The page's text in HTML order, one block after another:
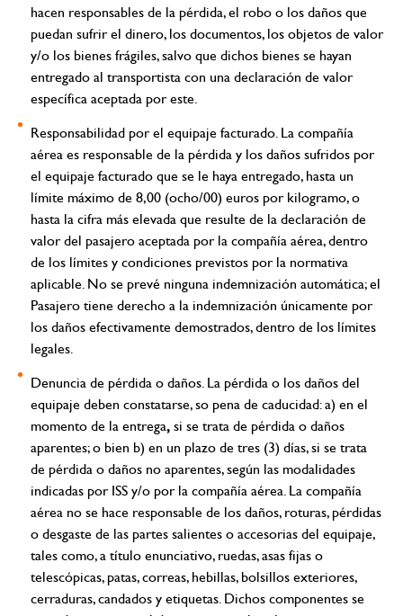
hacen responsables de la pérdida, el robo o los daños que
puedan sufrir el dinero, los documentos, los objetos de valor
y/o los bienes frágiles, salvo que dichos bienes se hayan
entregado al transportista con una declaración de valor
específica aceptada por este.
Responsabilidad por el equipaje facturado.La compañía
aérea es responsable de la pérdida y los daños sufridos por
el equipaje facturado que se le haya entregado, hasta un
límite máximo de 8,00 (ocho/00) euros por kilogramo, o
hasta la cifra más elevada que resulte de la declaración de
valor del pasajero aceptada por la compañía aérea, dentro
de los límites y condiciones previstos por la normativa
aplicable. No se prevé ninguna indemnización automática; el
Pasajero tiene derecho a la indemnización únicamente por
los daños efectivamente demostrados, dentro de los límites
legales.
Denuncia de pérdida o daños.La pérdida o los daños del
equipaje deben constatarse, so pena de caducidad: a) en el
momento de la entrega, si se trata de pérdida o daños
aparentes; o bien b) en un plazo de tres (3) días, si se trata
de pérdida o daños no aparentes, según las modalidades
indicadas por ISS y/o por la compañía aérea. La compañía
aérea no se hace responsable de los daños, roturas, pérdidas
o desgaste de las partes salientes o accesorias del equipaje,
tales como, a título enunciativo, ruedas, asas fijas o
telescópicas, patas, correas, hebillas, bolsillos exteriores,
cerraduras, candados y etiquetas. Dichos componentes se